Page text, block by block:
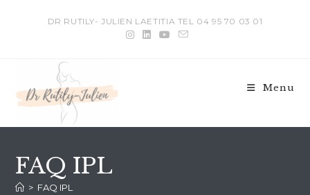
DR RUTILY- JULIEN LAETITIA TEL 04 95 70 03 01
Menu
FAQ IPL
> FAQ IPL